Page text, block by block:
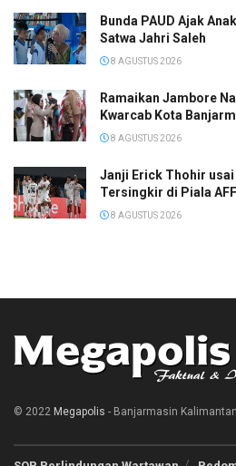
Bunda PAUD Ajak
Satwa Jahri Saleh
8 AGUSTUS 2026
Ramaikan Jambore
Kwarcab Kota
8 AGUSTUS 2026
Janji Erick Thohir
Tersingkir di Piala
8 AGUSTUS 2026
© 2022 Megapolis - Banjarmasin